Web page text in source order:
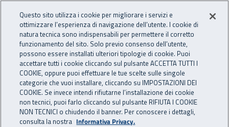
INAIL - Istituto Nazionale
Apri cerca
Navigazione principale
Navigazione - Ti trovi in:
Home Inail comunica News
26 aprile 2023
Questo sito utilizza i cookie per migliorare i servizi e
ottimizzare l’esperienza di navigazione dell’utente. I cookie di
natura tecnica sono indispensabili per permettere il corretto
funzionamento del sito. Solo previo consenso dell’utente,
possono essere installati ulteriori tipologie di cookie. Puoi
accettare tutti i cookie cliccando sul pulsante ACCETTA TUTTI I
COOKIE, oppure puoi effettuare le tue scelte sulle singole
categorie che vuoi installare, cliccando su IMPOSTAZIONI DEI
COOKIE. Se invece intendi rifiutarne l’installazione dei cookie
non tecnici, puoi farlo cliccando sul pulsante RIFIUTA I COOKIE
NON TECNICI o chiudendo il banner. Per conoscere i dettagli,
consulta la nostra Informativa Privacy.